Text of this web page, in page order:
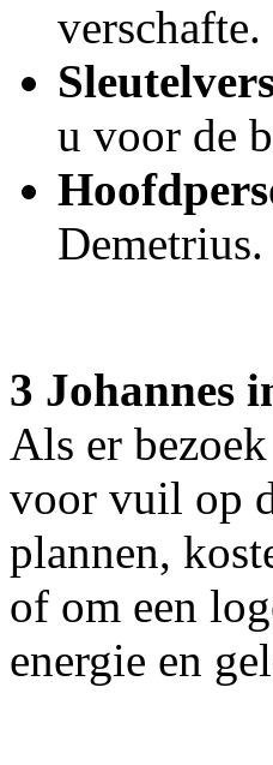
verschafte.
u voor de
Demetrius.
3 Johannes
Als er
voor vuil op
plannen,
of om een
energie en